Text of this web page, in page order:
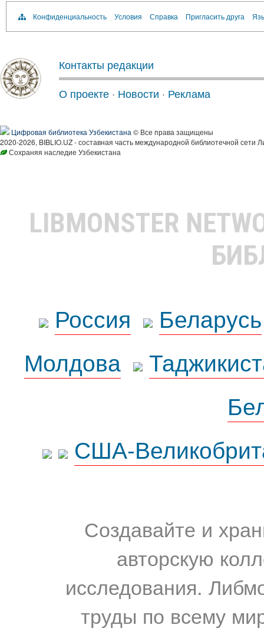
Конфиденциальность Условия Справка Пригласить друга
Контакты редакции
О проекте · Новости · Реклама
Цифровая библиотека Узбекистана © Все права защищены
2020-2026, BIBLIO.UZ - составная часть международной библиотечной сети
Сохраняя наследие Узбекистана
LIBMONSTER
Россия
Беларусь
Молдова
США-
Создавайте и
авторскую
исследования.
труды по всему